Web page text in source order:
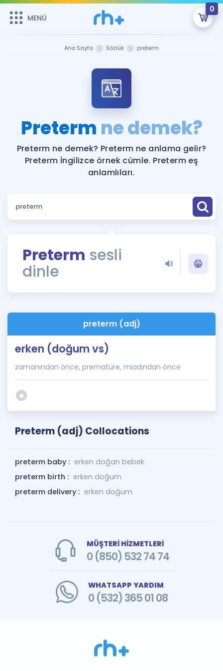
MENÜ
0
ÜYE DEĞİLİM
Sepetin Şu An Boş.
Remzi Hoca ile seni sınava hazırlayacak onlarca eğitim seni
bekliyor!
MENÜ
Faydalı Araçlar
Sözlük
Rehberlik Aracı
ÖSYM Sınav Takvimi
İngilizce Gramer
Hakkımızda
Ana Sayfa Sözlük preterm
Preterm ne demek?
Preterm ne demek? Preterm ne anlama gelir?
Preterm İngilizce örnek cümle. Preterm eş
anlamlıları.
Preterm sesli
dinle
preterm (adj)
erken (doğum vs)
zamanından önce, prematüre, miadından önce
Preterm (adj) Collocations
preterm baby : erken doğan bebek
preterm birth : erken doğum
preterm delivery : erken doğum
MÜŞTERİ HİZMETLERİ
0 (850) 532 74 74
WHATSAPP YARDIM
0 (532) 365 01 08